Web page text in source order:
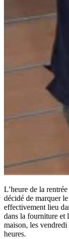
L’heure de la
décidé de marquer
effectivement lieu
dans la fourniture et
maison, les
heures.